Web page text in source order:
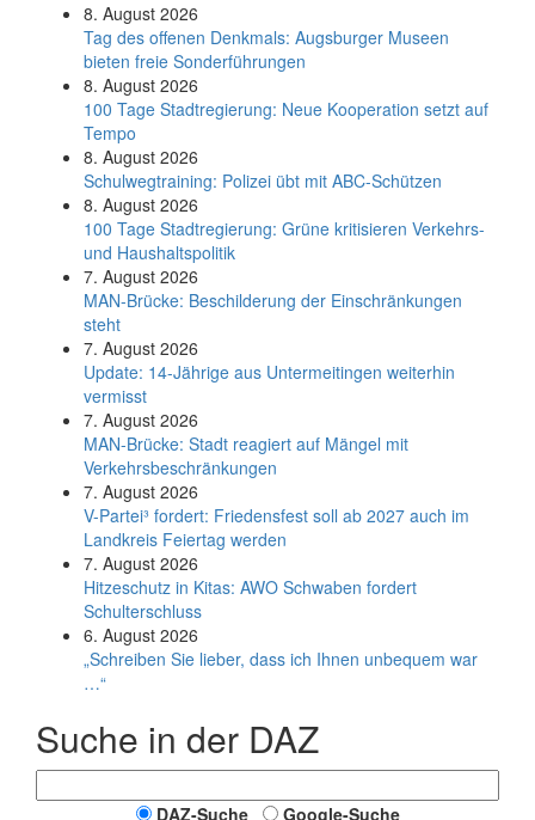
8. August 2026
Tag des offenen Denkmals: Augsburger Museen
bieten freie Sonderführungen
8. August 2026
100 Tage Stadtregierung: Neue Kooperation setzt auf
Tempo
8. August 2026
Schul­weg­trai­ning: Poli­zei übt mit ABC-Schüt­zen
8. August 2026
100 Tage Stadtregierung: Grüne kritisieren Verkehrs-
und Haushaltspolitik
7. August 2026
MAN-Brücke: Beschilderung der Einschränkungen
steht
7. August 2026
Update: 14-Jährige aus Untermeitingen weiterhin
vermisst
7. August 2026
MAN-Brücke: Stadt reagiert auf Mängel mit
Verkehrsbeschränkungen
7. August 2026
V-Partei­³ fordert: Friedens­fest soll ab 2027 auch im
Land­kreis Feier­tag werden
7. August 2026
Hitzeschutz in Kitas: AWO Schwaben fordert
Schulterschluss
6. August 2026
„Schreiben Sie lieber, dass ich Ihnen unbequem war
…“
Suche in der DAZ
DAZ-Suche
Google-Suche